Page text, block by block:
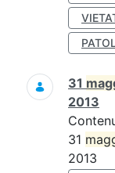
31
2013
31
2013